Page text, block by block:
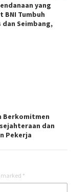
yang
BNI Tumbuh
Seimbang,
Berkomitmen
dan
Pekerja
marked *